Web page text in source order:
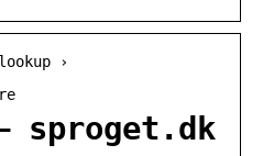
›
sproget.dk